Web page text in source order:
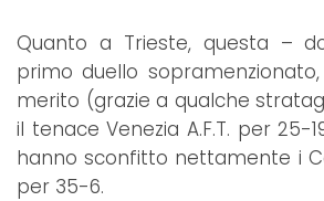
Quanto a Trieste, questa –
primo duello
merito (grazie a qualche
il tenace Venezia A.F.T. per 25-
hanno sconfitto nettamente i
per 35-6.